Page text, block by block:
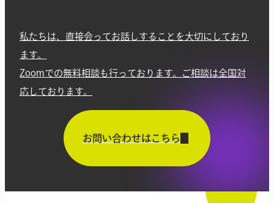
私たちは、直接会ってお話しすることを大切にしており
ます。
Zoomでの無料相談も行っております。ご相談は全国対
応しております。
お問い合わせはこちら